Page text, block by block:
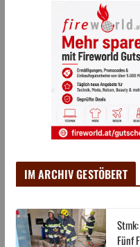
IM ARCHIV GESTÖBERT
Fünf